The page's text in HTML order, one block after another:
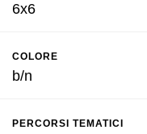
6x6
COLORE
b/n
PERCORSI TEMATICI